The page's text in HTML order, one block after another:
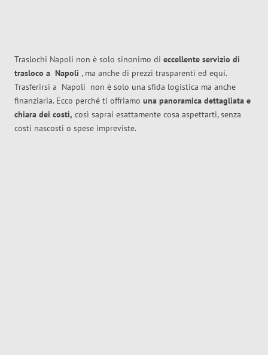
Traslochi Napoli non è solo sinonimo di eccellente servizio di
trasloco a Napoli , ma anche di prezzi trasparenti ed equi.
Trasferirsi a Napoli non è solo una sfida logistica ma anche
finanziaria. Ecco perché ti offriamo una panoramica dettagliata e
chiara dei costi, così saprai esattamente cosa aspettarti, senza
costi nascosti o spese impreviste.